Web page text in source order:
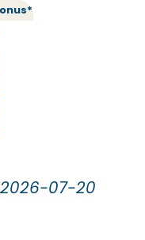
07-20